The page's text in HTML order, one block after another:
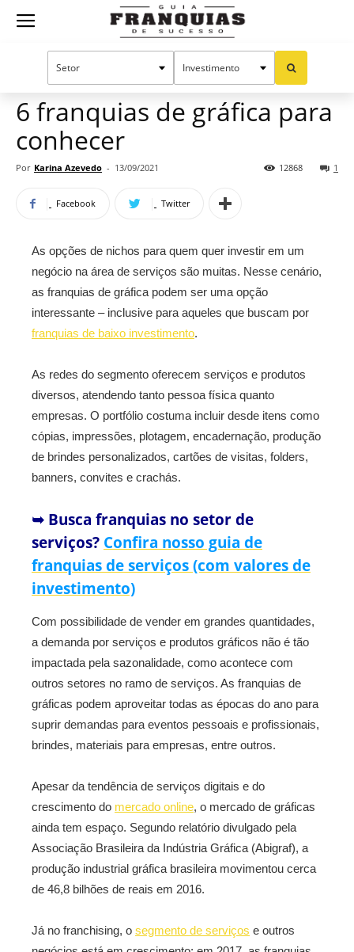
Guia
Oportunidades e tendências
6 franquias de gráfica para
conhecer
Por Karina Azevedo - 13/09/2021 1
12868
Facebook Twitter
As opções de nichos para quem quer investir em um
negócio na área de serviços são muitas. Nesse cenário,
as franquias de gráfica podem ser uma opção
interessante – inclusive para aqueles que buscam por
franquias de baixo investimento.
As redes do segmento oferecem serviços e produtos
diversos, atendendo tanto pessoa física quanto
empresas. O portfólio costuma incluir desde itens como
cópias, impressões, plotagem, encadernação, produção
de brindes personalizados, cartões de visitas, folders,
banners, convites e crachás.
➥ Busca franquias no setor de
serviços? Confira nosso guia de
franquias de serviços (com valores de
investimento)
Com possibilidade de vender em grandes quantidades,
a demanda por serviços e produtos gráficos não é tão
impactada pela sazonalidade, como acontece com
outros setores no ramo de serviços. As franquias de
gráficas podem aproveitar todas as épocas do ano para
suprir demandas para eventos pessoais e profissionais,
brindes, materiais para empresas, entre outros.
Apesar da tendência de serviços digitais e do
crescimento do mercado online, o mercado de gráficas
ainda tem espaço. Segundo relatório divulgado pela
Associação Brasileira da Indústria Gráfica (Abigraf), a
produção industrial gráfica brasileira movimentou cerca
de 46,8 bilhões de reais em 2016.
Já no franchising, o segmento de serviços e outros